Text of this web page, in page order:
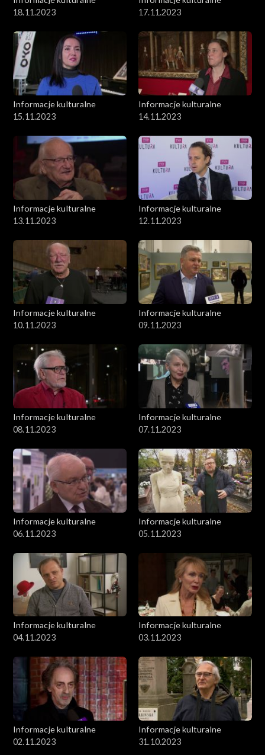
18.11.2023
17.11.2023
Informacje kulturalne
15.11.2023
Informacje kulturalne
14.11.2023
Informacje kulturalne
13.11.2023
Informacje kulturalne
12.11.2023
Informacje kulturalne
10.11.2023
Informacje kulturalne
09.11.2023
Informacje kulturalne
08.11.2023
Informacje kulturalne
07.11.2023
Informacje kulturalne
06.11.2023
Informacje kulturalne
05.11.2023
Informacje kulturalne
04.11.2023
Informacje kulturalne
03.11.2023
Informacje kulturalne
02.11.2023
Informacje kulturalne
31.10.2023